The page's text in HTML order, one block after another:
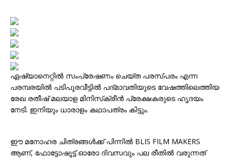
ഏഷ്യാനെറ്റിൽ സംപ്രേഷണം ചെയ്ത പരസ്പരം എന്ന
പരമ്പരയിൽ പടിപുരവീട്ടിൽ പദ്മാവതിയുടെ വേഷത്തിലെത്തിയ
രേഖ രതീഷ് മലയാള മിനിസ്‌ക്രീൻ പ്രേക്ഷകരുടെ ഹൃദയം
നേടി. ഇനിയും ധാരാളം കഥാപത്രം കിട്ടും.
ഈ മനോഹര ചിത്രങ്ങള്‍ക്ക് പിന്നില്‍ BLIS FILM MAKERS
ആണ്, ഫോട്ടോഷൂട്ട്‌ ഓരോ ദിവസവും പല രീതില്‍ വരുന്നത്